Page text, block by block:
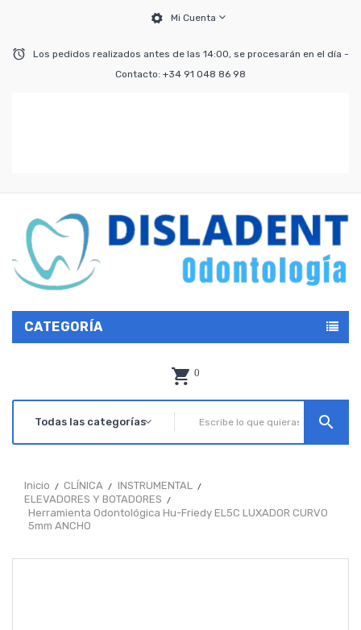
Mi Cuenta
Los pedidos realizados antes de las 14:00, se procesarán en el día -
Contacto: +34 91 048 86 98
CATEGORÍA
0
search
Inicio CLÍNICA
INSTRUMENTAL
ELEVADORES Y BOTADORES
Herramienta Odontológica Hu-Friedy EL5C LUXADOR CURVO
5mm ANCHO